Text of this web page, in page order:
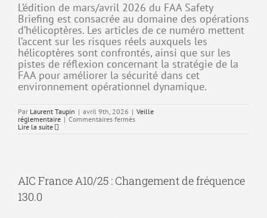
L’édition de mars/avril 2026 du FAA Safety
Briefing est consacrée au domaine des opérations
d’hélicoptères. Les articles de ce numéro mettent
l’accent sur les risques réels auxquels les
hélicoptères sont confrontés, ainsi que sur les
pistes de réflexion concernant la stratégie de la
FAA pour améliorer la sécurité dans cet
environnement opérationnel dynamique.
Par Laurent Taupin | avril 9th, 2026 | Veille
réglementaire | Commentaires ferméssur
Briefing
Lire la suite
AIC France A10/25 : Changement de fréquence
130.0